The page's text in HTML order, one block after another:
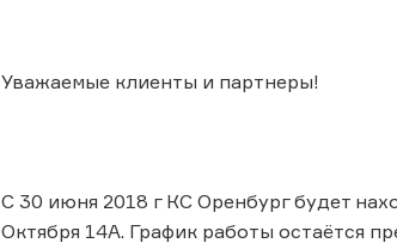
Уважаемые клиенты и партнеры!
С 30 июня 2018 г КС Оренбург будет
Октября 14А. График работы остаётся